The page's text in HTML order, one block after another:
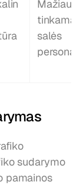
Mažiau
tinkama
salės
sudarymo
pamainos